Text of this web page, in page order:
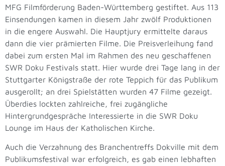
MFG Filmförderung Baden-Württemberg gestiftet. Aus 113
Einsendungen kamen in diesem Jahr zwölf Produktionen
in die engere Auswahl. Die Hauptjury ermittelte daraus
dann die vier prämierten Filme. Die Preisverleihung fand
dabei zum ersten Mal im Rahmen des neu geschaffenen
SWR Doku Festivals statt. Hier wurde drei Tage lang in der
Stuttgarter Königstraße der rote Teppich für das Publikum
ausgerollt; an drei Spielstätten wurden 47 Filme gezeigt.
Überdies lockten zahlreiche, frei zugängliche
Hintergrundgespräche Interessierte in die SWR Doku
Lounge im Haus der Katholischen Kirche.
Auch die Verzahnung des Branchentreffs Dokville mit dem
Publikumsfestival war erfolgreich, es gab einen lebhaften